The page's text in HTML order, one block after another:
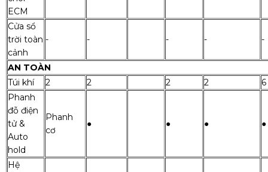
ECM
Cửa sổ
trời toàn
cảnh
- - - - -
AN TOÀN
Túi khí
2 2 2 2
6
Phanh
đỗ điện
tử &
Auto
hold
Phanh
cơ
● ● ● ●
Hệ